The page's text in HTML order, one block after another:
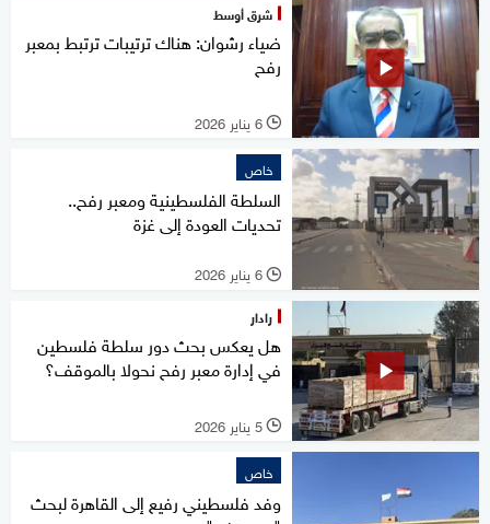
شرق أوسط
ضياء رشوان: هناك ترتيبات ترتبط بمعبر
رفح
l 6 يناير 2026
خاص
السلطة الفلسطينية ومعبر رفح..
تحديات العودة إلى غزة
l 6 يناير 2026
رادار
هل يعكس بحث دور سلطة فلسطين
في إدارة معبر رفح نحولا بالموقف؟
l 5 يناير 2026
خاص
وفد فلسطيني رفيع إلى القاهرة لبحث